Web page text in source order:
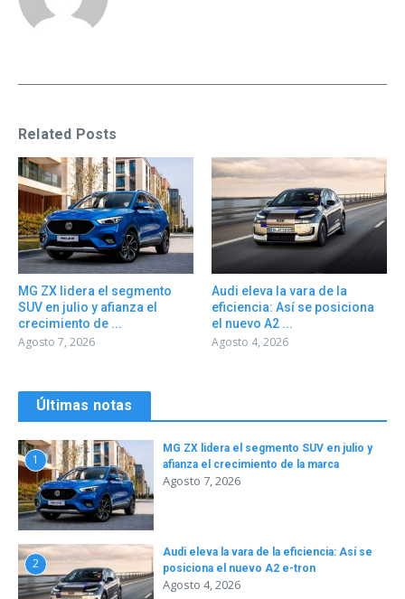
Related Posts
MG ZX lidera el segmento
SUV en julio y afianza el
crecimiento de ...
Agosto 7, 2026
Audi eleva la vara de la
eficiencia: Así se posiciona
el nuevo A2 ...
Agosto 4, 2026
Últimas notas
1
MG ZX lidera el segmento SUV en julio y
afianza el crecimiento de la marca
Agosto 7, 2026
2
Audi eleva la vara de la eficiencia: Así se
posiciona el nuevo A2 e-tron
Agosto 4, 2026